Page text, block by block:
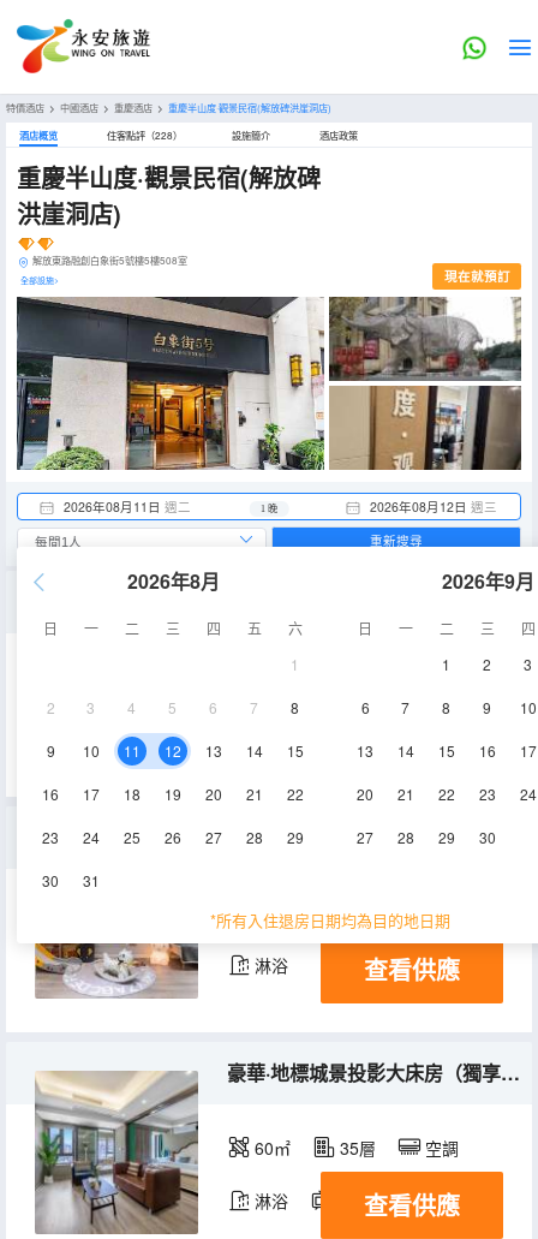
特價酒店 > 中國酒店 > 重慶酒店 > 重慶半山度·觀景民宿(解放碑洪崖洞店)
酒店概览 住客點評（228） 設施簡介 酒店政策
重慶半山度·觀景民宿(解放碑
洪崖洞店)
解放東路融創白象街5號樓5樓508室
全部設施> 現在就預訂
2026年08月11日 週二 2026年08月12日 週三
1 晚
2026年8月
日 一 二 三 四 五
六
1
2 3 4 5 6 7 8
9 10 11 12 13 14 15
16 17 18 19 20 21 22
23 24 25 26 27 28 29
30 31
2026年9月
日 一 二 三
四
1
2 3
6 7 8 9 10
13 14 15 16 17
20 21 22 23 24
27 28 29 30
*所有入住退房日期均為目的地日期
重新搜尋
空調
親子·城景兩居套房
60㎡ 18層 空調
淋浴 查看供應
豪華·地標城景投影大床房（獨享大空間·冰箱洗衣機）
60㎡ 35層 空調
淋浴 電視機 冰箱
查看供應